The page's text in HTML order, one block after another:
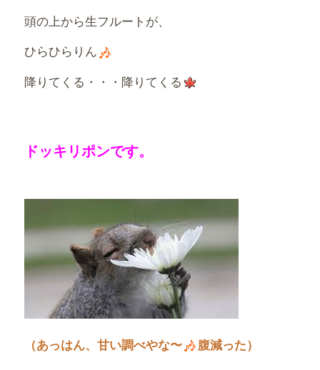
頭の上から生フルートが、
ひらひらりん
降りてくる・・・降りてくる
ドッキリポンです。
（あっはん、甘い調べやな〜 腹減った）